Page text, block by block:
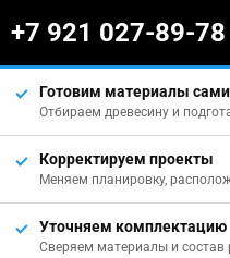
+7 921 027-89-78
Готовим материалы сами
Отбираем древесину и
Корректируем проекты
Меняем планировку,
Уточняем комплектацию
Сверяем материалы и состав